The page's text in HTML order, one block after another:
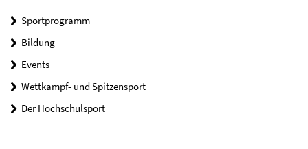
Sportprogramm
Bildung
Events
Wettkampf- und Spitzensport
Der Hochschulsport